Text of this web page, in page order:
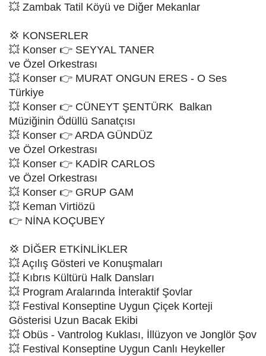
💥 Zambak Tatil Köyü ve Diğer Mekanlar
💢 KONSERLER
💥 Konser 👉 SEYYAL TANER
ve Özel Orkestrası
💥 Konser 👉 MURAT ONGUN ERES - O Ses
Türkiye
💥 Konser 👉 CÜNEYT ŞENTÜRK Balkan
Müziğinin Ödüllü Sanatçısı
💥 Konser 👉 ARDA GÜNDÜZ
ve Özel Orkestrası
💥 Konser 👉 KADİR CARLOS
ve Özel Orkestrası
💥 Konser 👉 GRUP GAM
💥 Keman Virtiözü
👉 NİNA KOÇUBEY
💢 DİĞER ETKİNLİKLER
💥 Açılış Gösteri ve Konuşmaları
💥 Kıbrıs Kültürü Halk Dansları
💥 Program Aralarında İnteraktif Şovlar
💥 Festival Konseptine Uygun Çiçek Korteji
Gösterisi Uzun Bacak Ekibi
💥 Obüs - Vantrolog Kuklası, İllüzyon ve Jonglör Şov
💥 Festival Konseptine Uygun Canlı Heykeller